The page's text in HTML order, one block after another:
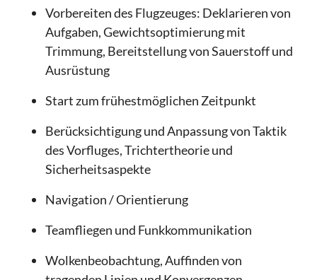
Vorbereiten des Flugzeuges: Deklarieren von
Aufgaben, Gewichtsoptimierung mit
Trimmung, Bereitstellung von Sauerstoff und
Ausrüstung
Start zum frühestmöglichen Zeitpunkt
Berücksichtigung und Anpassung von Taktik
des Vorfluges, Trichtertheorie und
Sicherheitsaspekte
Navigation / Orientierung
Teamfliegen und Funkkommunikation
Wolkenbeobachtung, Auffinden von